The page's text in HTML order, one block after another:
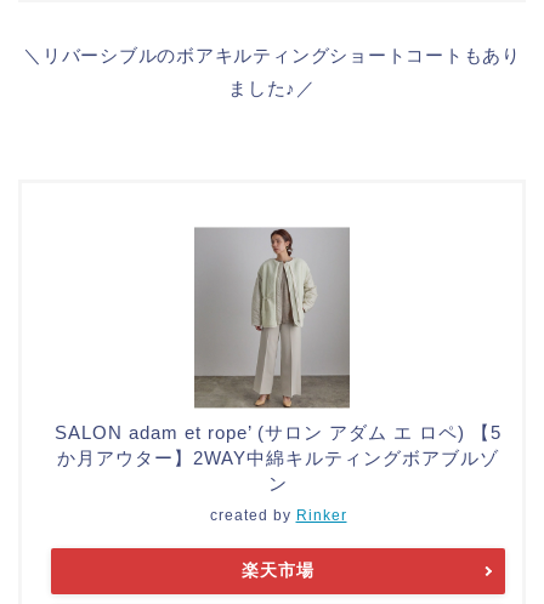
＼リバーシブルのボアキルティングショートコートもあり
ました♪／
SALON adam et rope’ (サロン アダム エ ロペ) 【5
か月アウター】2WAY中綿キルティングボアブルゾ
ン
created by Rinker
楽天市場